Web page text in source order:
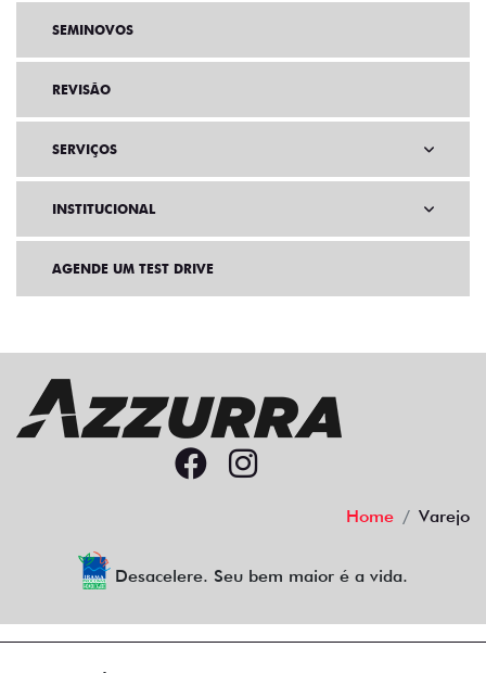
SEMINOVOS
REVISÃO
SERVIÇOS
INSTITUCIONAL
AGENDE UM TEST DRIVE
Home Varejo
Desacelere. Seu bem maior é a vida.